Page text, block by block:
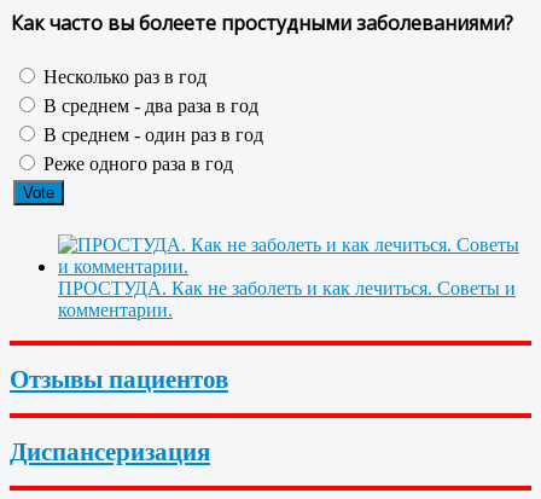
Как часто вы болеете простудными заболеваниями?
Несколько раз в год
В среднем - два раза в год
В среднем - один раз в год
Реже одного раза в год
ПРОСТУДА. Как не заболеть и как лечиться. Советы и
комментарии.
Отзывы пациентов
Диспансеризация